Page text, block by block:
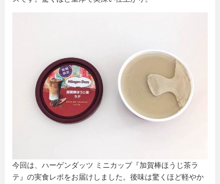
今回は、ハーゲンダッツ ミニカップ『加賀棒ほうじ茶ラ
テ』の実食レポをお届けしました。後味は驚くほど軽やか